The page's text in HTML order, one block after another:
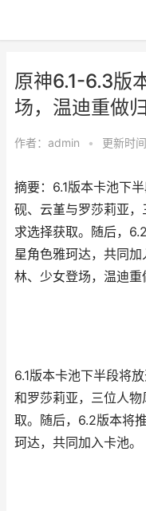
原神6.1-6.3版
场，温迪重做
作者： admin • 更新时
摘要：6.1版本卡池下
砚、云堇与罗莎莉亚
求选择获取。随后，
星角色雅珂达，共同
林、少女登场，温迪
6.1版本卡池下半段将
和罗莎莉亚，三位人
取。随后，6.2版本将
珂达，共同加入卡池。